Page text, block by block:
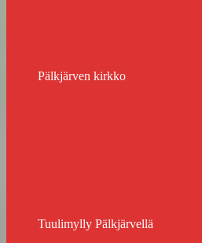
Pälkjärven kirkko
Tuulimylly Pälkjärvellä